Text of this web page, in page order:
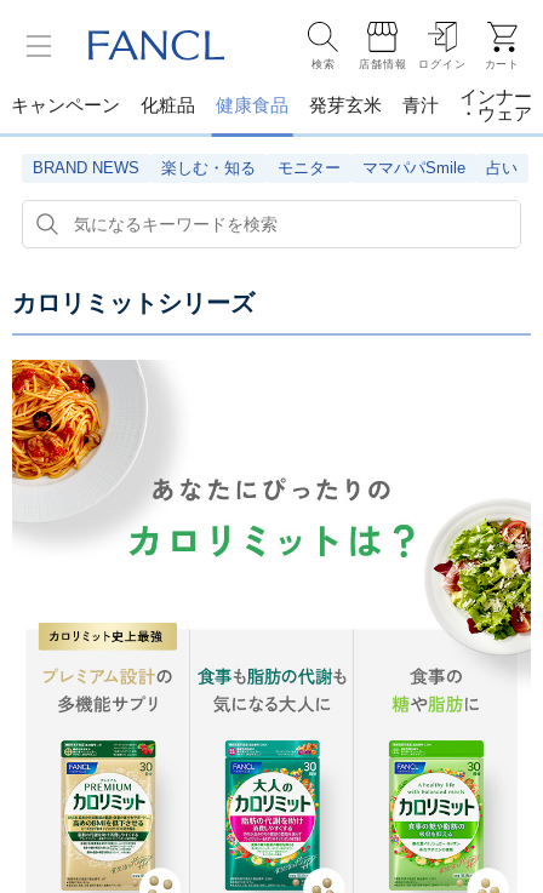
検索 店舗情報 ログイン カート
キャンペーン 化粧品 健康食品 発芽玄米 青汁
インナー
・ウェア
BRAND NEWS 楽しむ・知る モニター ママパパSmile 占い
カロリミットシリーズ